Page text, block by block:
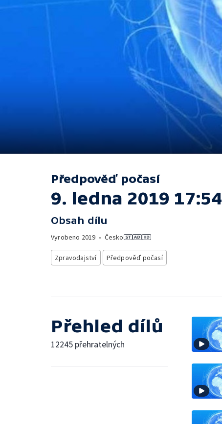
Předpověď počasí
9. ledna 2019 17:54
Obsah dílu
Vyrobeno 2019 • Česko
Zpravodajství Předpověď počasí
Přehled dílů
12245 přehratelných